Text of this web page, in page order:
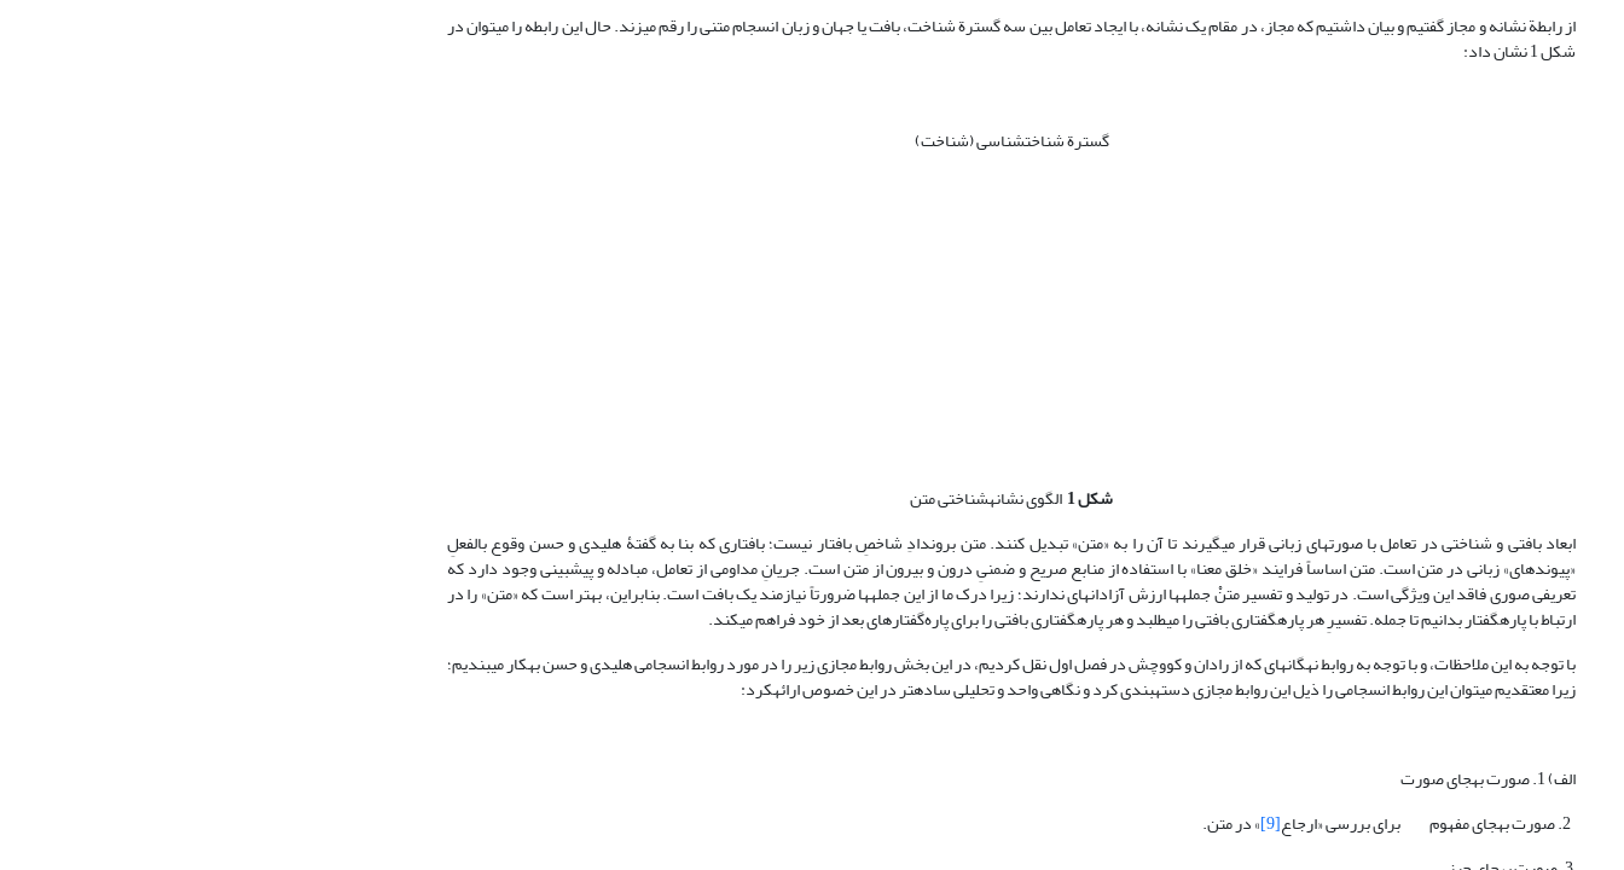
از رابطة نشانه و مجاز گفتیم و بیان داشتیم که مجاز، در مقام یک نشانه، با ایجاد تعامل بین سه گسترة شناخت، بافت یا جهان و زبان انسجام متنی را رقم می‎زند. حال این رابطه را می‎توان در
شکل 1 نشان داد:
گسترة شناخت‏شناسی (شناخت)
شکل 1 الگوی نشانه‏شناختی متن
ابعاد بافتی و شناختی در تعامل با صورت‏های زبانی قرار می‏گیرند تا آن را به «متن» تبدیل کنند. متن برون‏دادِ شاخصِ بافتار نیست؛ بافتاری که بنا به گفتۀ هلیدی و حسن وقوع بالفعلِ
«پیوندهای» زبانی در متن است. متن اساساً فرایند «خلق معنا» با استفاده از منابع صریح و ضمنیِ درون و بیرون از متن است. جریانِ مداومی از تعامل، مبادله و پیش‏بینی وجود دارد که
تعریفی صوری فاقد این ویژگی است. در تولید و تفسیر متنْ جمله‏ها ارزش آزادانه‏ای ندارند؛ زیرا درک ما از این جمله‏ها ضرورتاً نیازمند یک بافت است. بنابراین، بهتر است که «متن» را در
ارتباط با پاره‏گفتار بدانیم تا جمله. تفسیرِ هر پاره‏گفتاری بافتی را می‏طلبد و هر پاره‏گفتاری بافتی را برای پاره‌گفتارهای بعد از خود فراهم می‏کند.
با توجه به این ملاحظات، و با توجه به روابط نه‏گانه‏ای که از رادان و کووچش در فصل اول نقل کردیم، در این بخش روابط مجازی زیر را در مورد روابط انسجامی هلیدی و حسن به­کار می‏بندیم؛
زیرا معتقدیم می‏توان این روابط انسجامی را ذیل این روابط مجازی دسته‏بندی کرد و نگاهی واحد و تحلیلی ساده‏تر در این خصوص ارائه‏کرد:
الف) 1. صورت به­جای صورت
[9] » در متن.